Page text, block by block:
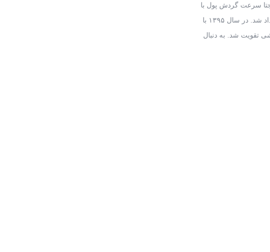
نتیجتا سرعت گردش پول با
۲/ ۱ واحد کاهش در سال ۱۳۹۴ به مقدار ۳/ ۸ واحد رسید. در سال ۱۳۹۴ تورم با کاهش ۳ درصدی وارد محدوده تک‌رقمی اعداد شد. در سال ۱۳۹۵ با
تقویت شد. به دنبال